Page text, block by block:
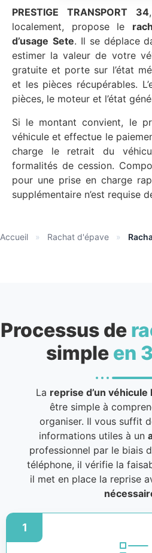
PRESTIGE TRANSPORT 34
localement, propose le
d’usage Sete. Il se déplace
estimer la valeur de votre
gratuite et porte sur l’état
et les pièces récupérables.
pièces, le moteur et l’état
Si le montant convient, le
véhicule et effectue le
charge le retrait du
formalités de cession.
pour une prise en charge
supplémentaire n’est requise
Accueil » Rachat d'épave »
Processus de
simple en
La reprise d’un véhicule
être simple à
organiser. Il vous suffit
informations utiles à un
professionnel par le biais
téléphone, il vérifie la
il met en place la reprise
1